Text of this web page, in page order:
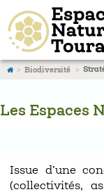
Biodiversité
Les Espaces
Issue d’une
(collectivités,